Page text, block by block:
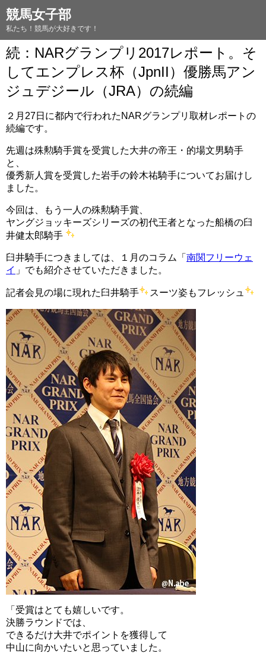
競馬女子部
私たち！競馬が大好きです！
続：NARグランプリ2017レポート。そ
してエンプレス杯（JpnII）優勝馬アン
ジュデジール（JRA）の続編
２月27日に都内で行われたNARグランプリ取材レポートの
続編です。
先週は殊勲騎手賞を受賞した大井の帝王・的場文男騎手
と、
優秀新人賞を受賞した岩手の鈴木祐騎手についてお届けし
ました。
今回は、もう一人の殊勲騎手賞、
ヤングジョッキーズシリーズの初代王者となった船橋の臼
井健太郎騎手
臼井騎手につきましては、１月のコラム「 南関フリーウェ
イ 」でも紹介させていただきました。
記者会見の場に現れた臼井騎手 スーツ姿もフレッシュ
「受賞はとても嬉しいです。
決勝ラウンドでは、
できるだけ大井でポイントを獲得して
中山に向かいたいと思っていました。